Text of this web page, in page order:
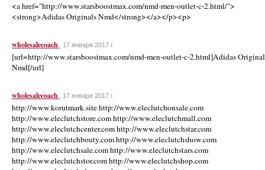
<a href="http://www.starsboostmax.com/nmd-men-outlet-c-2.html/">
<strong>Adidas Originals Nmd</strong></a></p><p>
wholesalecoach 17 января 2017 г.
[url=http://www.starsboostmax.com/nmd-men-outlet-c-2.html]Adidas
Nmd[/url]
wholesalecoach 17 января 2017 г.
http://www.korutmark.site http://www.eleclutchonsale.com
http://www.eleclutchstore.com http://www.eleclutchmall.com
http://www.eleclutchcenter.com http://www.eleclutchstar.com
http://www.eleclutchbouty.com http://www.eleclutchshow.com
http://www.eleclutchsale.com http://www.eleclutchstars.com
http://www.eleclutchstor.com http://www.eleclutchshop.com